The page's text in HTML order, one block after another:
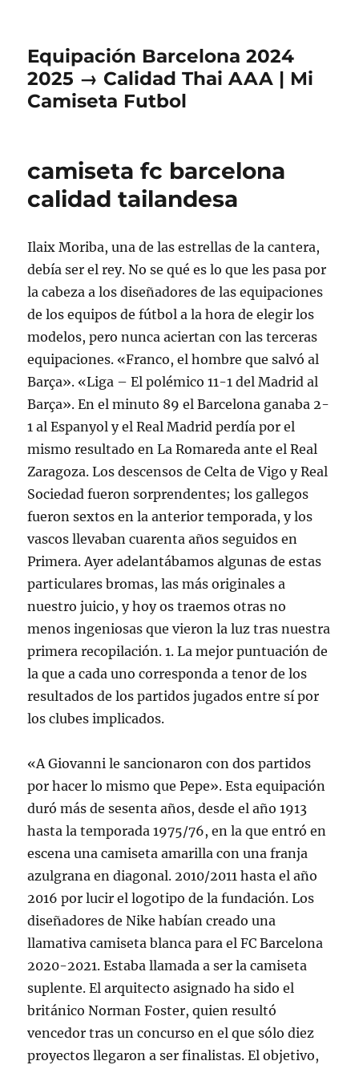
Equipación Barcelona 2024
2025 → Calidad Thai AAA | Mi
Camiseta Futbol
camiseta fc barcelona
calidad tailandesa
Ilaix Moriba, una de las estrellas de la cantera,
debía ser el rey. No se qué es lo que les pasa por
la cabeza a los diseñadores de las equipaciones
de los equipos de fútbol a la hora de elegir los
modelos, pero nunca aciertan con las terceras
equipaciones. «Franco, el hombre que salvó al
Barça». «Liga – El polémico 11-1 del Madrid al
Barça». En el minuto 89 el Barcelona ganaba 2-
1 al Espanyol y el Real Madrid perdía por el
mismo resultado en La Romareda ante el Real
Zaragoza. Los descensos de Celta de Vigo y Real
Sociedad fueron sorprendentes; los gallegos
fueron sextos en la anterior temporada, y los
vascos llevaban cuarenta años seguidos en
Primera. Ayer adelantábamos algunas de estas
particulares bromas, las más originales a
nuestro juicio, y hoy os traemos otras no
menos ingeniosas que vieron la luz tras nuestra
primera recopilación. 1. La mejor puntuación de
la que a cada uno corresponda a tenor de los
resultados de los partidos jugados entre sí por
los clubes implicados.
«A Giovanni le sancionaron con dos partidos
por hacer lo mismo que Pepe». Esta equipación
duró más de sesenta años, desde el año 1913
hasta la temporada 1975/76, en la que entró en
escena una camiseta amarilla con una franja
azulgrana en diagonal. 2010/2011 hasta el año
2016 por lucir el logotipo de la fundación. Los
diseñadores de Nike habían creado una
llamativa camiseta blanca para el FC Barcelona
2020-2021. Estaba llamada a ser la camiseta
suplente. El arquitecto asignado ha sido el
británico Norman Foster, quien resultó
vencedor tras un concurso en el que sólo diez
proyectos llegaron a ser finalistas. El objetivo,